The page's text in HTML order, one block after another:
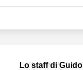
Lo staff di Guido